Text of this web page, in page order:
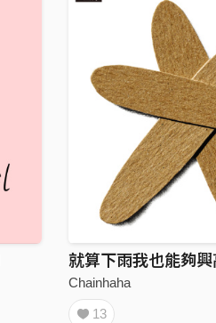
就算下雨我也能夠興
Chainhaha
13